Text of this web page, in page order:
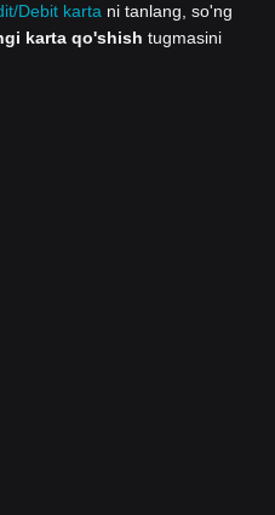
Debit karta ni tanlang, so'ng
karta qo'shish tugmasini